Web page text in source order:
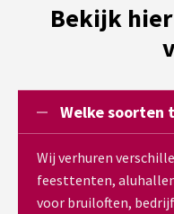
Bekijk
Welke soorten
Wij verhuren
feesttenten,
voor bruiloften,